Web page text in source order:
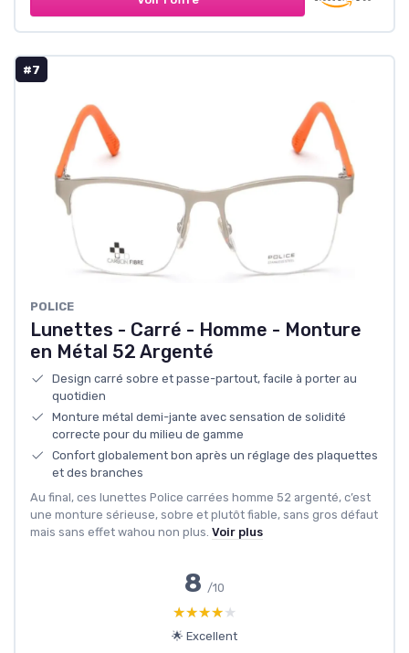
#7
POLICE
Lunettes - Carré - Homme - Monture
en Métal 52 Argenté
Design carré sobre et passe-partout, facile à porter au
quotidien
Monture métal demi-jante avec sensation de solidité
correcte pour du milieu de gamme
Confort globalement bon après un réglage des plaquettes
et des branches
Au final, ces lunettes Police carrées homme 52 argenté, c’est
une monture sérieuse, sobre et plutôt fiable, sans gros défaut
mais sans effet wahou non plus. Voir plus
8 /10
★★★★★
★★★★★
🌟 Excellent